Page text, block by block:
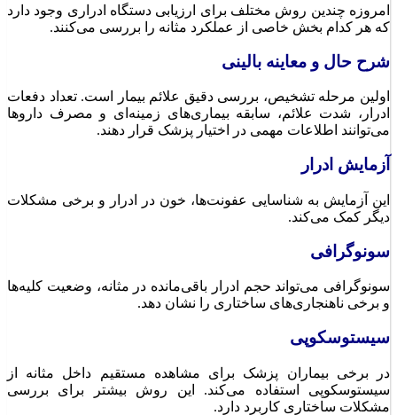
امروزه چندین روش مختلف برای ارزیابی دستگاه ادراری وجود دارد
که هر کدام بخش خاصی از عملکرد مثانه را بررسی می‌کنند.
شرح حال و معاینه بالینی
اولین مرحله تشخیص، بررسی دقیق علائم بیمار است. تعداد دفعات
ادرار، شدت علائم، سابقه بیماری‌های زمینه‌ای و مصرف داروها
می‌توانند اطلاعات مهمی در اختیار پزشک قرار دهند.
آزمایش ادرار
این آزمایش به شناسایی عفونت‌ها، خون در ادرار و برخی مشکلات
دیگر کمک می‌کند.
سونوگرافی
سونوگرافی می‌تواند حجم ادرار باقی‌مانده در مثانه، وضعیت کلیه‌ها
و برخی ناهنجاری‌های ساختاری را نشان دهد.
سیستوسکوپی
در برخی بیماران پزشک برای مشاهده مستقیم داخل مثانه از
سیستوسکوپی استفاده می‌کند. این روش بیشتر برای بررسی
مشکلات ساختاری کاربرد دارد.